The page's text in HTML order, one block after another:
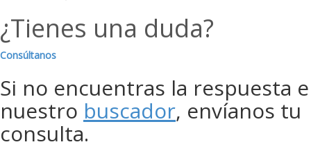
¿Tienes una duda?
Consúltanos
Si no encuentras la respuesta
nuestro buscador, envíanos tu
consulta.